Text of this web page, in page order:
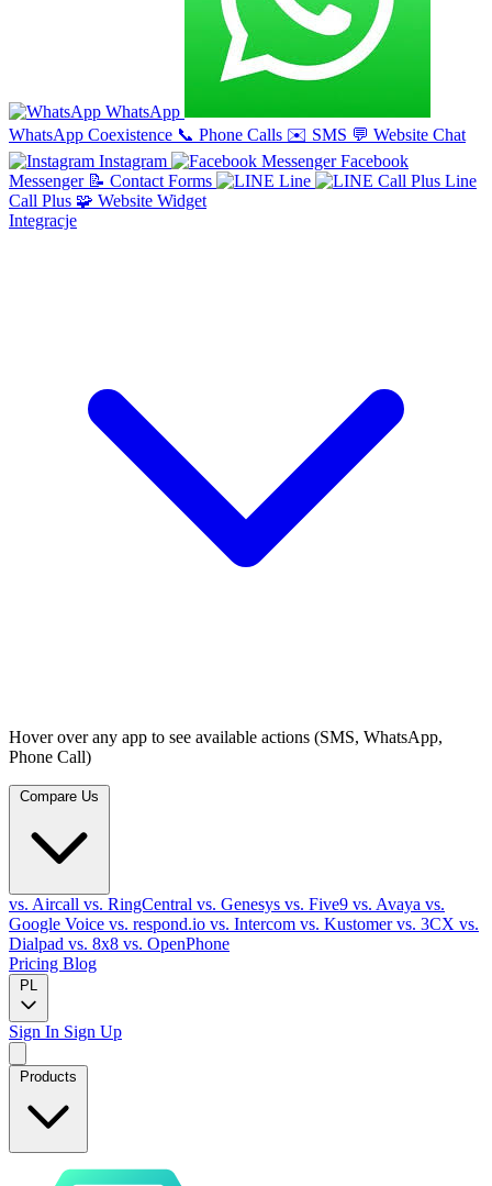
WhatsApp
WhatsApp Coexistence 📞 Phone Calls ✉️ SMS 💬 Website Chat
Instagram
Facebook
Messenger 📝 Contact Forms Line
Line
Call Plus 🧩 Website Widget
Integracje
Hover over any app to see available actions (SMS, WhatsApp,
Phone Call)
vs. Aircall vs. RingCentral vs. Genesys vs. Five9 vs. Avaya vs.
Google Voice vs. respond.io vs. Intercom vs. Kustomervs. 3CX vs.
Dialpad vs. 8x8 vs. OpenPhone
Pricing Blog
PL
Sign In Sign Up
Products